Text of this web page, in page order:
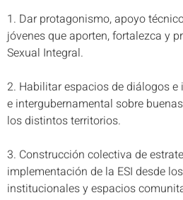
1. Dar protagonismo, apoyo
jóvenes que aporten, fortalezca y
Sexual Integral.
2. Habilitar espacios de diálogos
e intergubernamental sobre
los distintos territorios.
3. Construcción colectiva de
implementación de la ESI desde
institucionales y espacios